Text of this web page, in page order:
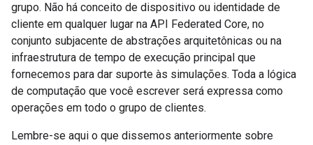
grupo. Não há conceito de dispositivo ou identidade de
cliente em qualquer lugar na API Federated Core, no
conjunto subjacente de abstrações arquitetônicas ou na
infraestrutura de tempo de execução principal que
fornecemos para dar suporte às simulações. Toda a lógica
de computação que você escrever será expressa como
operações em todo o grupo de clientes.
Lembre-se aqui o que dissemos anteriormente sobre